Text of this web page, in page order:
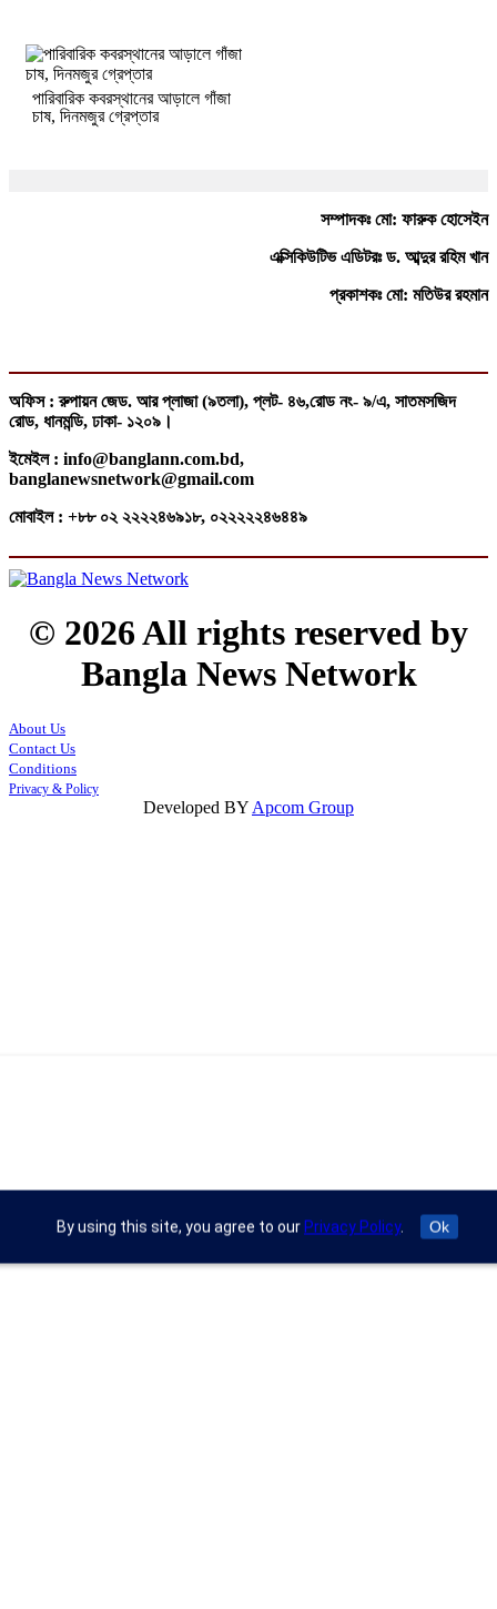
পারিবারিক কবরস্থানের আড়ালে গাঁজা
চাষ, দিনমজুর গ্রেপ্তার
সম্পাদকঃ মো: ফারুক হোসেইন
এক্সিকিউটিভ এডিটরঃ ড. আব্দুর রহিম খান
প্রকাশকঃ মো: মতিউর রহমান
অফিস : রুপায়ন জেড. আর প্লাজা (৯তলা), প্লট- ৪৬,রোড নং- ৯/এ, সাতমসজিদ
রোড, ধানমন্ডি, ঢাকা- ১২০৯।
ইমেইল : info@banglann.com.bd,
banglanewsnetwork@gmail.com
মোবাইল : +৮৮ ০২ ২২২২৪৬৯১৮, ০২২২২২৪৬৪৪৯
© 2026 All rights reserved by
Bangla News Network
About Us
Contact Us
Conditions
Privacy & Policy
Developed BYApcom Group
By using this site, you agree to our Privacy Policy. Ok